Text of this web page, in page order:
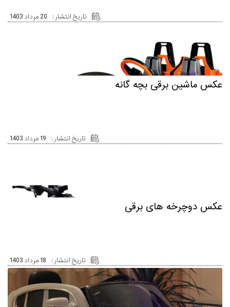
تاریخ انتشار : 20 مرداد 1403
عکس ماشین برقی بچه گانه
تاریخ انتشار : 19 مرداد 1403
عکس دوچرخه های برقی
تاریخ انتشار : 18 مرداد 1403